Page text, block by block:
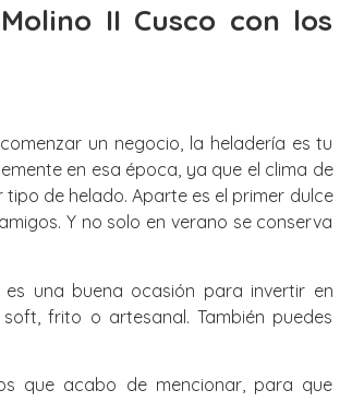
II Cusco con los
un negocio, la heladería es tu
en esa época, ya que el clima de
de helado. Aparte es el primer dulce
Y no solo en verano se conserva
una buena ocasión para invertir en
frito o artesanal. También puedes
que acabo de mencionar, para que